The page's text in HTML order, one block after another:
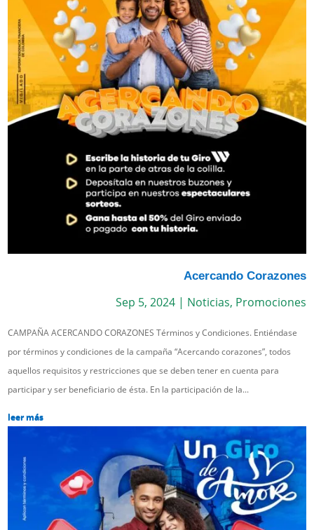
Acercando Corazones
Sep 5, 2024| Noticias, Promociones
CAMPAÑA ACERCANDO CORAZONES Términos y Condiciones. Entiéndase
por términos y condiciones de la campaña “Acercando corazones”, todos
aquellos requisitos y restricciones que se deben tener en cuenta para
participar y ser beneficiario de ésta. En la participación de la...
leer más